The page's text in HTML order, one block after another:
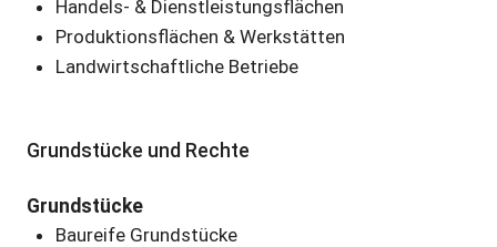
Handels- & Dienstleistungsflächen
Produktionsflächen & Werkstätten
Landwirtschaftliche Betriebe
Grundstücke und Rechte
Grundstücke
Baureife Grundstücke